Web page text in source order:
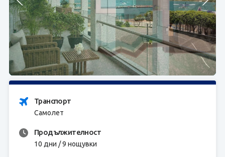
За нас
ЗАПИТВАНЕ
Транспорт
Самолет
Продължителност
10 дни / 9 нощувки